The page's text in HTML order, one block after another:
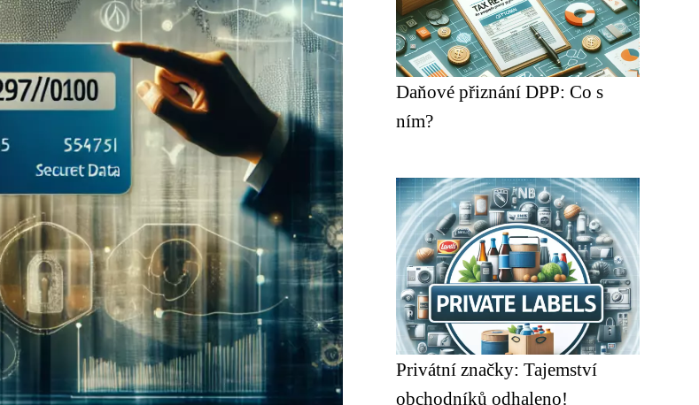
Daňové přiznání DPP: Co s
ním?
Privátní značky: Tajemství
obchodníků odhaleno!